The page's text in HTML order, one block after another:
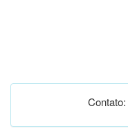
Contato: